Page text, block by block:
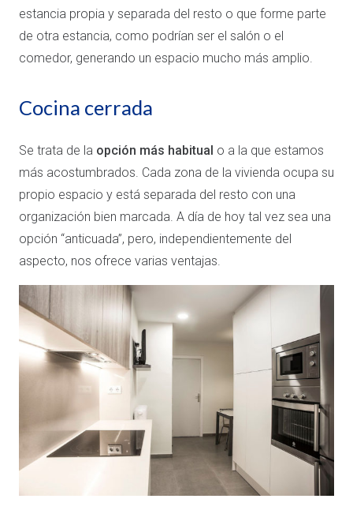
estancia propia y separada del resto o que forme parte
de otra estancia, como podrían ser el salón o el
comedor, generando un espacio mucho más amplio.
Cocina cerrada
Se trata de la opción más habitual o a la que estamos
más acostumbrados. Cada zona de la vivienda ocupa su
propio espacio y está separada del resto con una
organización bien marcada. A día de hoy tal vez sea una
opción “anticuada”, pero, independientemente del
aspecto, nos ofrece varias ventajas.